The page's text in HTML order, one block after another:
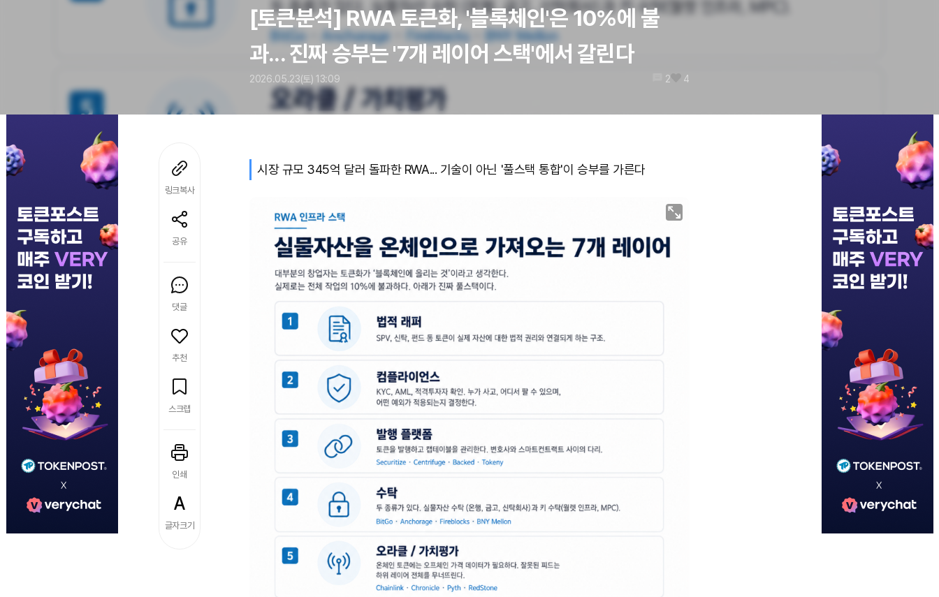
[토큰분석] RWA 토큰화, '블록체인'은 10%에 불
과... 진짜 승부는 '7개 레이어 스택'에서 갈린다
2026.05.23(토) 13:09 2 4
링크복사
공유
댓글
추천
스크랩
인쇄
글자크기
시장 규모 345억 달러 돌파한 RWA... 기술이 아닌 '풀스택 통합'이 승부를 가른다